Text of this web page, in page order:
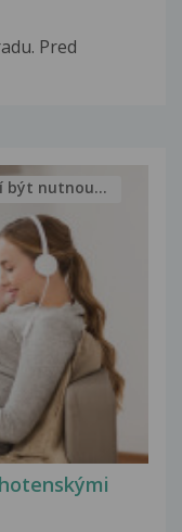
Pred
být nutnou...